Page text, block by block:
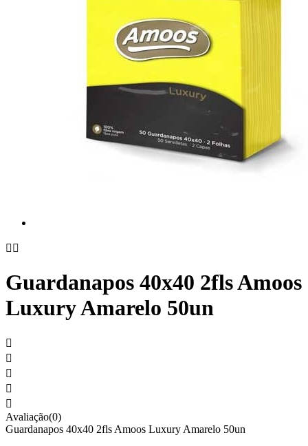
 
Guardanapos 40x40 2fls Amoos
Luxury Amarelo 50un





Avaliação(0)
Guardanapos 40x40 2fls Amoos Luxury Amarelo 50un